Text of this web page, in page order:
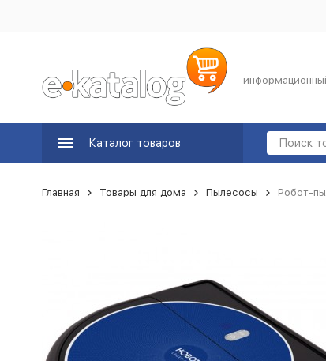
Каталог товаров
Главная Товары для дома Пылесосы Робот-